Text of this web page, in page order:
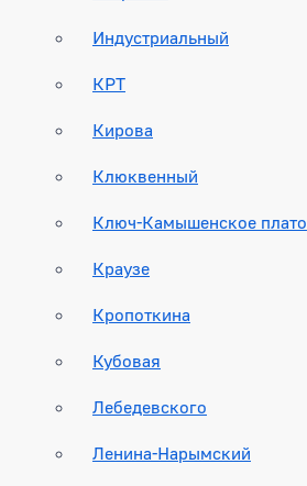
Индустриальный
КРТ
Кирова
Клюквенный
Ключ-Камышенское плато
Краузе
Кропоткина
Кубовая
Лебедевского
Ленина-Нарымский